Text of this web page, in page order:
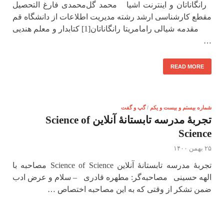
رانگاناتان و اینترنت اشیا محمد گل‌محمدی فارغ التحصیل
مقطع کارشناسی ارشد رشته مدیریت اطلاعات از دانشگاه قم
مقدمه شیالی رامامریتا رانگاناتان[1] کتابدار و معلم هندیی
…
READ MORE
شماره بیستم و بیست و یکم /گپ و گفت
تجربۀ مدرسه تابستانۀ آنلاین Science of
Science
۲۵ بهمن ۱۴۰۰
تجربۀ مدرسه تابستانۀ آنلاین Science of Science مصاحبه با
الهه حسینی مصاحبه‌گر: مطهره قادری – سلام و عرض ادب
ضمن تشکر از وقتی که به این مصاحبه اختصاص …